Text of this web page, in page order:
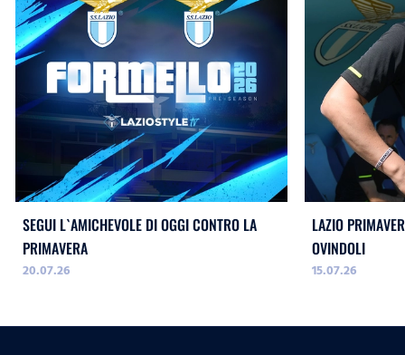
SEGUI L`AMICHEVOLE DI OGGI CONTRO LA
PRIMAVERA
20.07.26
LAZIO
OVINDOLI
15.07.26